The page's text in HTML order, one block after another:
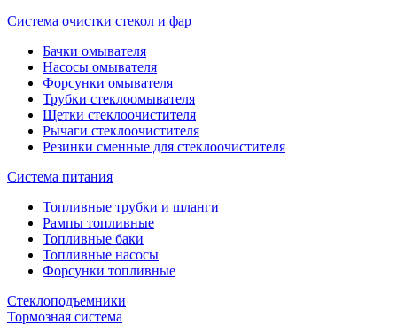
Система очистки стекол и фар
Бачки омывателя
Насосы омывателя
Форсунки омывателя
Трубки стеклоомывателя
Щетки стеклоочистителя
Рычаги стеклоочистителя
Резинки сменные для стеклоочистителя
Система питания
Топливные трубки и шланги
Рампы топливные
Топливные баки
Топливные насосы
Форсунки топливные
Стеклоподъемники
Тормозная система